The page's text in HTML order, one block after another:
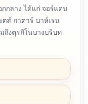
กลาง ได้แก่ จอร์แดน
ตส์ กาตาร์ บาห์เรน
ถึงตุรกีในบางบริบท